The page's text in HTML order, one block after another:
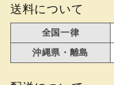
送料について
全国一律
沖縄県・離島